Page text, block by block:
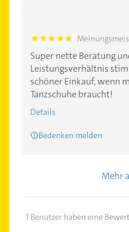
5.0
Super nette Beratung
Leistungsverhältnis
schöner Einkauf, wenn
Tanzschuhe braucht!
Details
Bedenken melden
Mehr
1 Benutzer haben eine